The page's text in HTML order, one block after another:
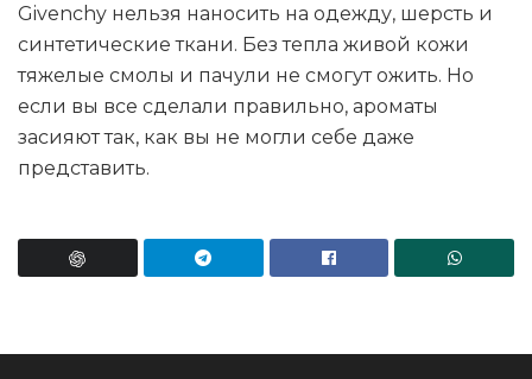
Givenchy нельзя наносить на одежду, шерсть и
синтетические ткани. Без тепла живой кожи
тяжелые смолы и пачули не смогут ожить. Но
если вы все сделали правильно, ароматы
засияют так, как вы не могли себе даже
представить.